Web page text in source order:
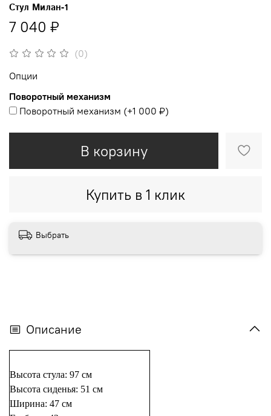
(0)
Стул Милан-1
7 040 ₽
В корзину
Купить в 1 клик
Опции
Поворотный механизм
Поворотный механизм (+1 000 ₽)
Выбрать
Описание
Высота стула: 97 см
Высота сиденья: 51 см
Ширина: 47 см